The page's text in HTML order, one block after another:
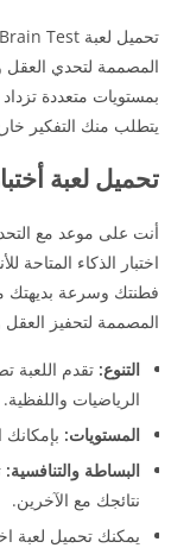
المصممة لتحدي العقل
بمستويات متعددة
يتطلب منك التفكير
تحميل لعبة
أنت على موعد مع
اختبار الذكاء المتاحة
فطنتك وسرعة بديهتك
المصممة لتحفيز العقل
التنوع: تقدم اللعبة
الرياضيات واللفظية.
المستويات:
البساطة والتنافسية:
نتائجك مع الآخرين.
يمكنك تحميل لعبة